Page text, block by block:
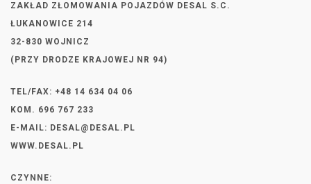
ZAKŁAD ZŁOMOWANIA POJAZDÓW DESAL S.C.
ŁUKANOWICE 214
32-830 WOJNICZ
(PRZY DRODZE KRAJOWEJ NR 94)
TEL/FAX: +48 14 634 04 06
KOM. 696 767 233
E-MAIL: DESAL@DESAL.PL
WWW.DESAL.PL
CZYNNE: